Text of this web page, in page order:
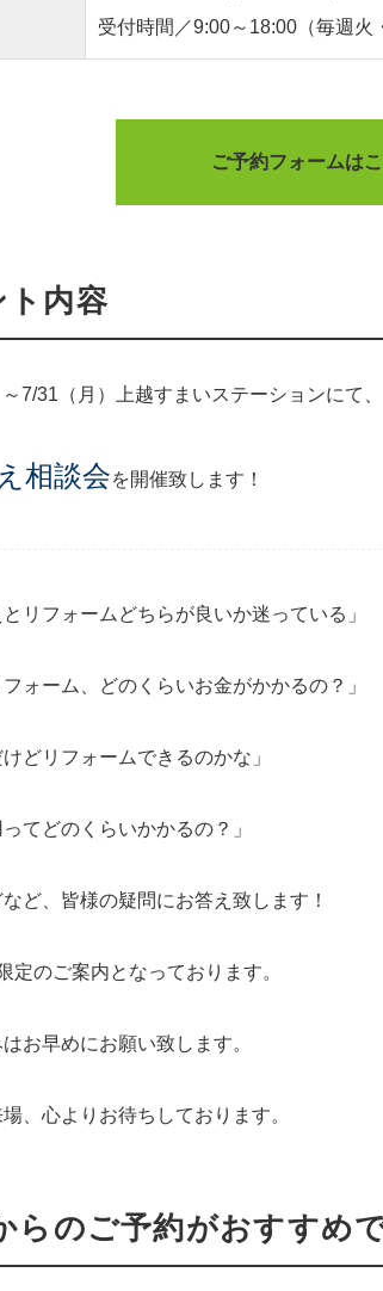
受付時間／9:00～18:00（毎週火
ご予約フォームは
ト内容
7/31（月）上越すまいステーションにて、
相談会を開催致します！
とリフォームどちらが良いか迷っている」
フォーム、どのくらいお金がかかるの？」
けどリフォームできるのかな」
ってどのくらいかかるの？」
など、皆様の疑問にお答え致します！
定のご案内となっております。
お早めにお願い致します。
、心よりお待ちしております。
らのご予約がおすすめ